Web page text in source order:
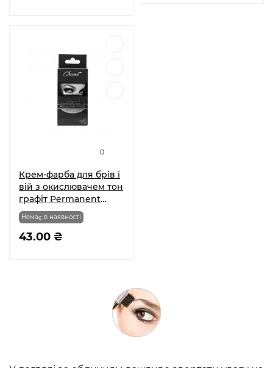
0
Крем-фарба для брів і
вій з окислювачем тон
графіт Permanent
Color
43.00 ₴
Немає в наявності